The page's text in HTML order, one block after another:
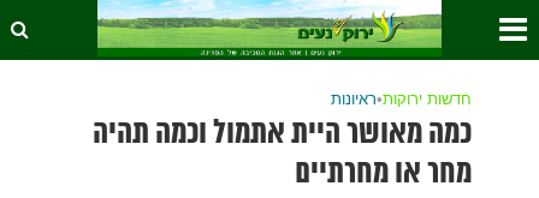
חדשות ירוקות•ראיונות
כמה מאושר היית אתמול וכמה תהיה
מחר או מחרתיים